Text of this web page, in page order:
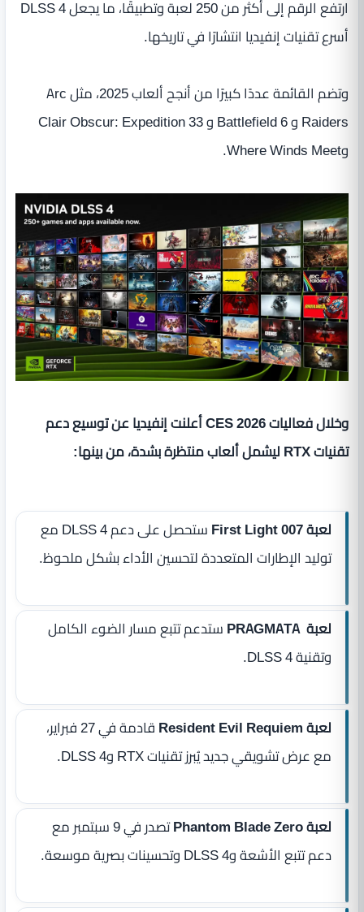
ارتفع الرقم إلى أكثر من 250 لعبة وتطبيقًا، ما يجعل DLSS 4
أسرع تقنيات إنفيديا انتشارًا في تاريخها.
وتضم القائمة عددًا كبيرًا من أنجح ألعاب 2025، مثل Arc
Raiders و Battlefield 6 و Clair Obscur: Expedition 33
وWhere Winds Meet.
وخلال فعاليات CES 2026 أعلنت إنفيديا عن توسيع دعم
تقنيات RTX ليشمل ألعاب منتظرة بشدة، من بينها:
لعبة 007 First Light
ستحصل على دعم DLSS 4 مع
توليد الإطارات المتعددة لتحسين الأداء بشكل ملحوظ.
لعبة PRAGMATA
ستدعم تتبع مسار الضوء الكامل
وتقنية DLSS 4.
لعبة Resident Evil Requiem
قادمة في 27 فبراير،
مع عرض تشويقي جديد يُبرز تقنيات RTX وDLSS 4.
لعبة Phantom Blade Zero
تصدر في 9 سبتمبر مع
دعم تتبع الأشعة وDLSS 4 وتحسينات بصرية موسعة.